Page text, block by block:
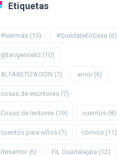
Etiquetas
#leermás (15) #QuédateEnCasa (6)
@tangerineliz (10)
ALFABETIZACIÓN (7) amor (6)
cosas de escritores (7)
Cosas de lectores (19) cuentos (8)
cuentos para niños (7) cómics (11)
desamor (6) FIL Guadalajara (12)